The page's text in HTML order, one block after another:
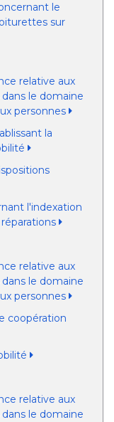
le
sur
relative aux
le domaine
personnes
la
l'indexation
relative aux
le domaine
personnes
coopération
relative aux
le domaine